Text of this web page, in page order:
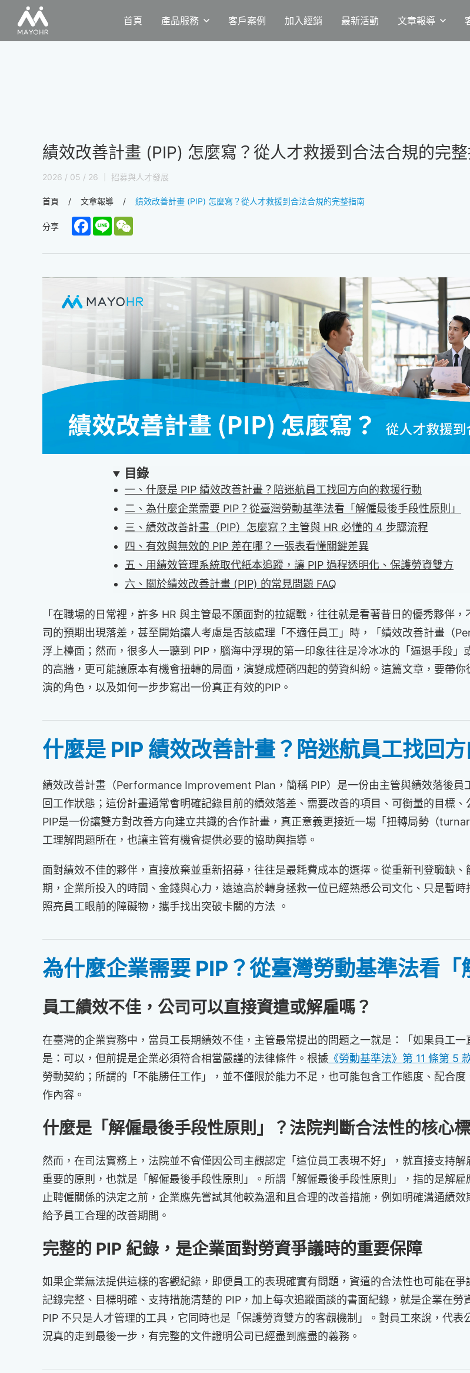
首頁 產品服務 客戶案例 加入經銷 最新活動 文章報導
績效改善計畫 (PIP) 怎麼寫？從人才救援到合法合規的完
2026 / 05 / 26 ｜ 招募與人才發展
首頁 文章報導 績效改善計畫 (PIP) 怎麼寫？從人才救援到合法合規的完整指南
分享 Facebook
Line
目錄
一、什麼是 PIP 績效改善計畫？陪迷航員工找回方向的救援行動
二、為什麼企業需要 PIP？從臺灣勞動基準法看「解僱最後手段性原則」
三、績效改善計畫（PIP）怎麼寫？主管與 HR 必懂的 4 步驟流程
四、有效與無效的 PIP 差在哪？一張表看懂關鍵差異
五、用績效管理系統取代紙本追蹤，讓 PIP 過程透明化、保護勞資雙方
六、關於績效改善計畫 (PIP) 的常見問題 FAQ
「在職場的日常裡，許多 HR 與主管最不願面對的拉鋸戰，往往就是看著昔日的優秀夥伴
司的預期出現落差，甚至開始讓人考慮是否該處理「不適任員工」時，「績效改善計畫（
浮上檯面；然而，很多人一聽到 PIP，腦海中浮現的第一印象往往是冷冰冰的「逼退手段
的高牆，更可能讓原本有機會扭轉的局面，演變成煙硝四起的勞資糾紛。這篇文章，要帶
演的角色，以及如何一步步寫出一份真正有效的PIP。
什麼是 PIP 績效改善計畫？陪迷航員工找回
績效改善計畫（Performance Improvement Plan，簡稱 PIP）是一份由主管與績效落後員
回工作狀態；這份計畫通常會明確記錄目前的績效落差、需要改善的項目、可衡量的目標
PIP是一份讓雙方對改善方向建立共識的合作計畫，真正意義更接近一場「扭轉局勢（
工理解問題所在，也讓主管有機會提供必要的協助與指導。
面對績效不佳的夥伴，直接放棄並重新招募，往往是最耗費成本的選擇。從重新刊登職缺
期，企業所投入的時間、金錢與心力，遠遠高於轉身拯救一位已經熟悉公司文化、只是暫
照亮員工眼前的障礙物，攜手找出突破卡關的方法 。
為什麼企業需要 PIP？從臺灣勞動基準法看「
員工績效不佳，公司可以直接資遣或解雇嗎？
在臺灣的企業實務中，當員工長期績效不佳，主管最常提出的問題之一就是：「如果員工
是：可以，但前提是企業必須符合相當嚴謹的法律條件。根據 《勞動基準法》第 11 條第 5
勞動契約；所謂的「不能勝任工作」，並不僅限於能力不足，也可能包含工作態度、配合
作內容。
什麼是「解僱最後手段性原則」？法院判斷合法性的核心
然而，在司法實務上，法院並不會僅因公司主觀認定「這位員工表現不好」，就直接支持
重要的原則，也就是「解僱最後手段性原則」。所謂「解僱最後手段性原則」，指的是解
止聘僱關係的決定之前，企業應先嘗試其他較為溫和且合理的改善措施，例如明確溝通績
給予員工合理的改善期間。
完整的 PIP 紀錄，是企業面對勞資爭議時的重要保障
如果企業無法提供這樣的客觀紀錄，即便員工的表現確實有問題，資遣的合法性也可能在
記錄完整、目標明確、支持措施清楚的 PIP，加上每次追蹤面談的書面紀錄，就是企業在
PIP 不只是人才管理的工具，它同時也是「保護勞資雙方的客觀機制」。對員工來說，代
況真的走到最後一步，有完整的文件證明公司已經盡到應盡的義務。